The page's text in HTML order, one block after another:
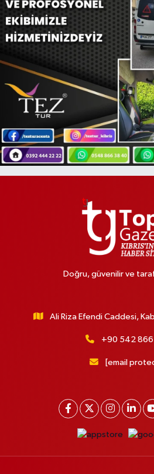
Doğru, güvenilir ve
Ali Riza Efendi Caddesi,
+90 542 866
[email